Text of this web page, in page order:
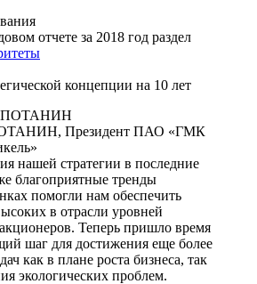
отчете за 2018 год раздел
концепции на 10 лет
Президент ПАО «ГМК
нашей стратегии в последние
благоприятные тренды
помогли нам обеспечить
в отрасли уровней
Теперь пришло время
шаг для достижения еще более
как в плане роста бизнеса, так
экологических проблем.